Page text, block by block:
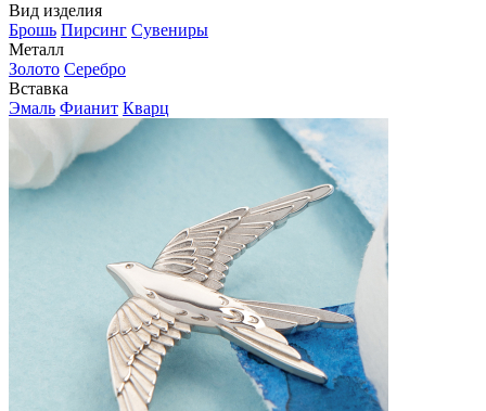
Вид изделия
Брошь Пирсинг Сувениры
Металл
Золото Серебро
Вставка
Эмаль Фианит Кварц